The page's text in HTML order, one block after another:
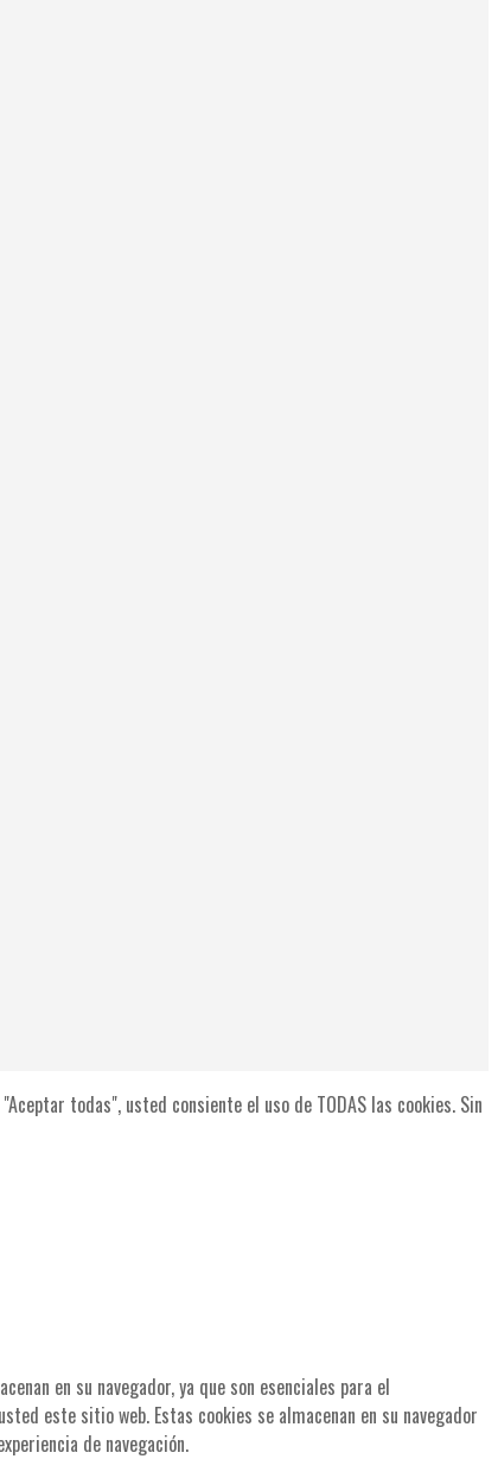
todas", usted consiente el uso de TODAS las cookies. Sin
en su navegador, ya que son esenciales para el
este sitio web. Estas cookies se almacenan en su navegador
de navegación.